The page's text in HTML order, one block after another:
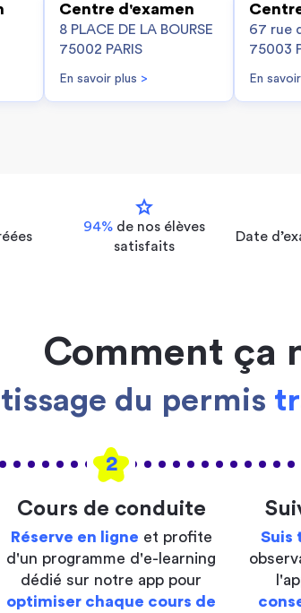
Centre d'examen
8 PLACE DE LA BOURSE
75002 PARIS
En savoir plus >
67 rue
75003
En
star
94% de nos élèves
satisfaits
Date
Comment ça
du permis
2
Cours de conduite
Réserve en ligne et profite
d'un programme d'e-learning
dédié sur notre app pour
optimiser chaque cours de
Suis